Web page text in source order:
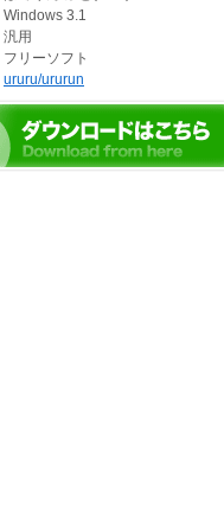
リーズには、「ほそ」「ふと」
Windows 3.1
汎用
フリーソフト
ururu/ururun